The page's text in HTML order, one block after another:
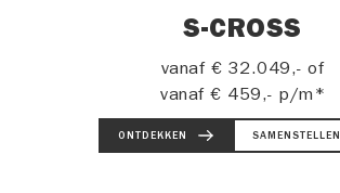
S-CROSS
vanaf € 32.049,- of
vanaf € 459,- p/m*
ONTDEKKEN SAMENSTELLEN